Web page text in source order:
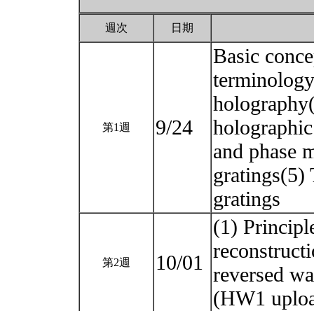
週次 日期
第1週 9/24
Basic
and phase
gratings(5)
gratings
第2週 10/01
(1)
reversed
(HW1